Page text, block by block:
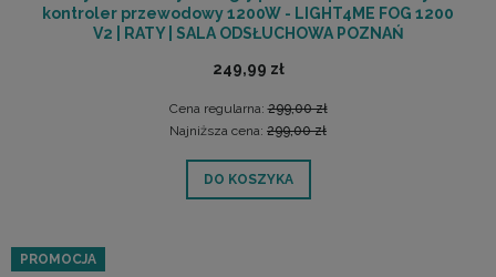
kontroler przewodowy 1200W - LIGHT4ME FOG 1200
V2 | RATY | SALA ODSŁUCHOWA POZNAŃ
249,99 zł
Cena regularna:299,00 zł
Najniższa cena: 299,00 zł
DO KOSZYKA
PROMOCJA